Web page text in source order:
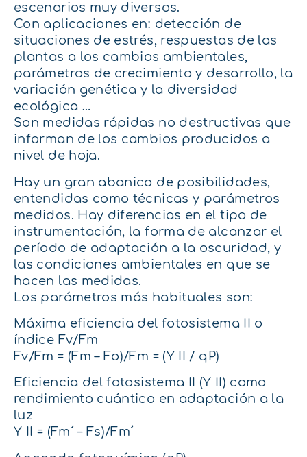
escenarios muy diversos.
Con aplicaciones en: detección de
situaciones de estrés, respuestas de las
plantas a los cambios ambientales,
parámetros de crecimiento y desarrollo, la
variación genética y la diversidad
ecológica …
Son medidas rápidas no destructivas que
informan de los cambios producidos a
nivel de hoja.
Hay un gran abanico de posibilidades,
entendidas como técnicas y parámetros
medidos. Hay diferencias en el tipo de
instrumentación, la forma de alcanzar el
período de adaptación a la oscuridad, y
las condiciones ambientales en que se
hacen las medidas.
Los parámetros más habituales son:
Máxima eficiencia del fotosistema II o
índice Fv/Fm
Fv/Fm = (Fm – Fo)/Fm = (Y II / qP)
Eficiencia del fotosistema II (Y II) como
rendimiento cuántico en adaptación a la
luz
Y II = (Fm´ – Fs)/Fm´